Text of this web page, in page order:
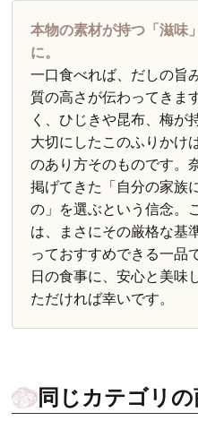
本物の素材が持つ「滋味
に。
一口食べれば、だしの旨
質の高さが伝わってきま
く、ひじきや昆布、梅が
大切にしたこのふりかけ
のあり方そのものです。
掲げてきた「自分の家族
の」を選ぶという信念。
は、まさにその厳格な基
っておすすめできる一品
日の食事に、安心と美味
ただければ幸いです。
同じカテゴリ